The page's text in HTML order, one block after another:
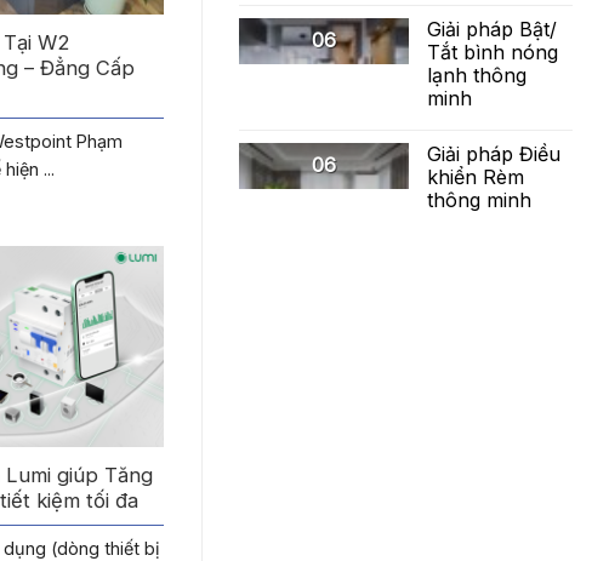
W2
– Đẳng Cấp
Phạm
...
giúp Tăng
kiệm tối đa
(dòng thiết bị
06
Giải pháp Bật/
Tắt bình nóng
lạnh thông
minh
06
Giải pháp Điều
khiển Rèm
thông minh